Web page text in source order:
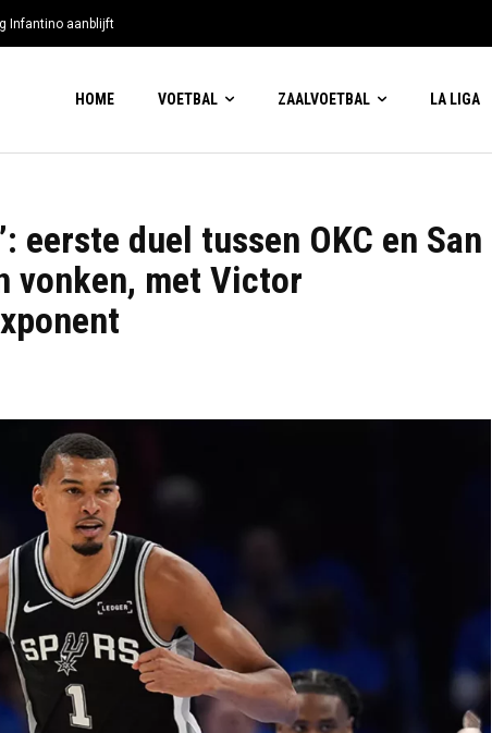
Infantino aanblijft
HOME VOETBAL ZAALVOETBAL LA LIGA
eerste duel tussen OKC en San
vonken, met Victor